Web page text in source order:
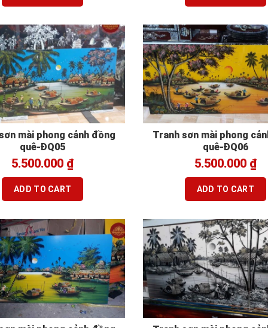
mài phong cảnh đồng
quê-ĐQ05
5.500.000 ₫
ADD TO CART
Tranh sơn mài phong
quê-ĐQ06
5.500.000 ₫
ADD TO CART